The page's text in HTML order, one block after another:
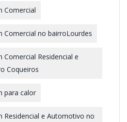
Comercial
Comercial no bairroLourdes
Comercial Residencial e
Coqueiros
para calor
Residencial e Automotivo no